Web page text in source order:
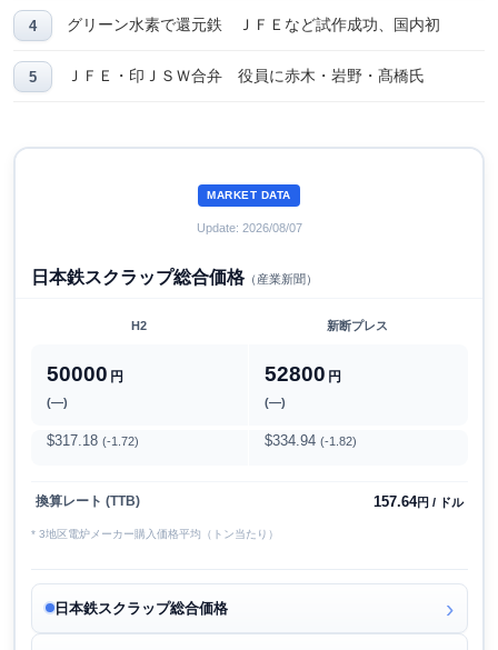
グリーン水素で還元鉄 ＪＦＥなど試作成功、国内初
ＪＦＥ・印ＪＳＷ合弁 役員に赤木・岩野・髙橋氏
MARKET DATA
Update: 2026/08/07
日本鉄スクラップ総合価格（産業新聞）
H2 新断プレス
50000 円
(―)
52800 円
(―)
$317.18 (-1.72) $334.94 (-1.82)
換算レート (TTB) 157.64円 / ドル
* 3地区電炉メーカー購入価格平均（トン当たり）
日本鉄スクラップ総合価格